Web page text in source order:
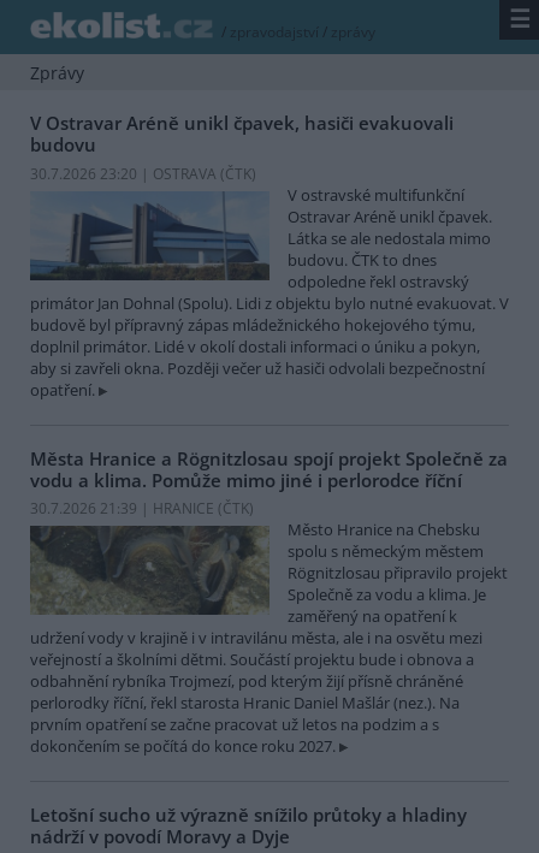
/ zpravodajství / zprávy ☰
Zprávy
V Ostravar Aréně unikl čpavek, hasiči evakuovali
budovu
30.7.2026 23:20 | OSTRAVA (ČTK)
V ostravské multifunkční
Ostravar Aréně unikl čpavek.
Látka se ale nedostala mimo
budovu. ČTK to dnes
odpoledne řekl ostravský
primátor Jan Dohnal (Spolu). Lidi z objektu bylo nutné evakuovat. V
budově byl přípravný zápas mládežnického hokejového týmu,
doplnil primátor. Lidé v okolí dostali informaci o úniku a pokyn,
aby si zavřeli okna. Později večer už hasiči odvolali bezpečnostní
opatření.
Města Hranice a Rögnitzlosau spojí projekt Společně za
vodu a klima. Pomůže mimo jiné i perlorodce říční
30.7.2026 21:39 | HRANICE (ČTK)
Město Hranice na Chebsku
spolu s německým městem
Rögnitzlosau připravilo projekt
Společně za vodu a klima. Je
zaměřený na opatření k
udržení vody v krajině i v intravilánu města, ale i na osvětu mezi
veřejností a školními dětmi. Součástí projektu bude i obnova a
odbahnění rybníka Trojmezí, pod kterým žijí přísně chráněné
perlorodky říční, řekl starosta Hranic Daniel Mašlár (nez.). Na
prvním opatření se začne pracovat už letos na podzim a s
dokončením se počítá do konce roku 2027.
Letošní sucho už výrazně snížilo průtoky a hladiny
nádrží v povodí Moravy a Dyje